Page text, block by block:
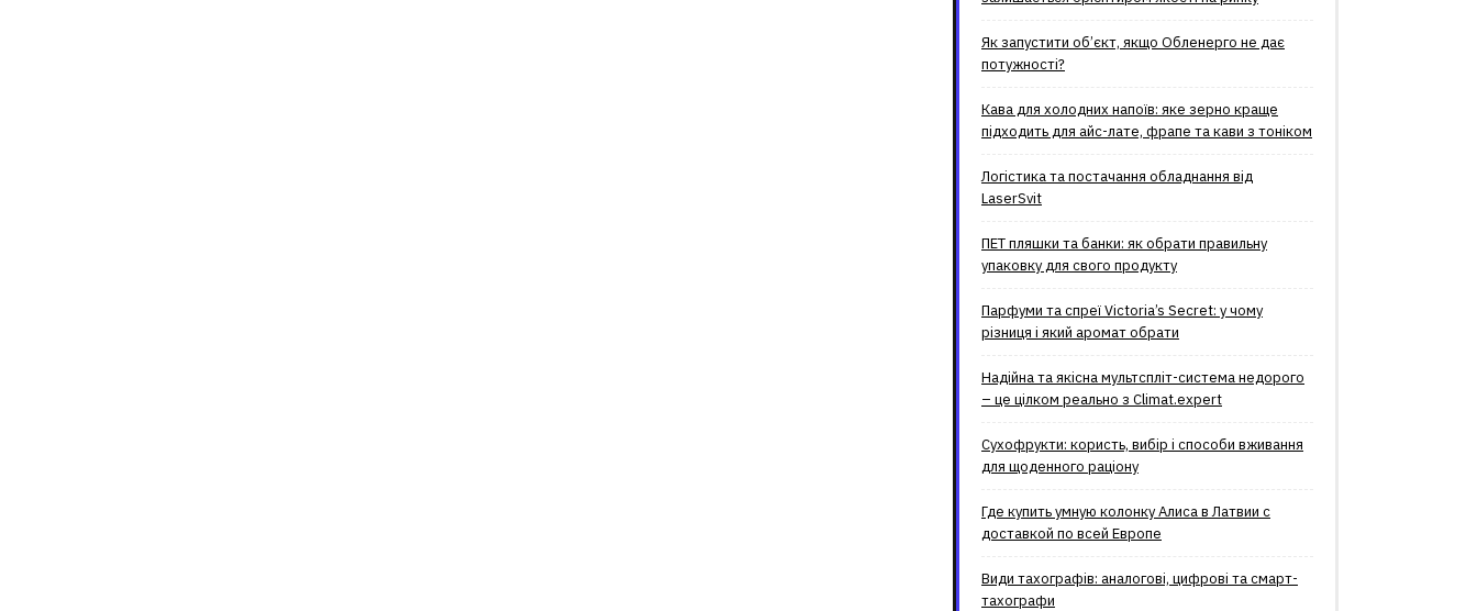
Як запустити об’єкт, якщо Обленерго не дає
потужності?
Кава для холодних напоїв: яке зерно краще
підходить для айс-лате, фрапе та кави з тоніком
Логістика та постачання обладнання від
LaserSvit
ПЕТ пляшки та банки: як обрати правильну
упаковку для свого продукту
Парфуми та спреї Victoria’s Secret: у чому
різниця і який аромат обрати
Надійна та якісна мультспліт-система недорого
– це цілком реально з Climat.еxpert
Сухофрукти: користь, вибір і способи вживання
для щоденного раціону
Где купить умную колонку Алиса в Латвии с
доставкой по всей Европе
Види тахографів: аналогові, цифрові та смарт-
тахографи